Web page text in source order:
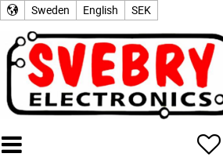
Sweden English SEK